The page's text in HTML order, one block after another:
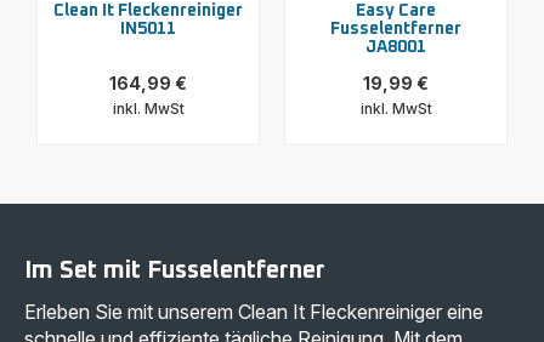
Clean It Fleckenreiniger
IN5011
164,99 €
inkl. MwSt
It
164,99 €<br>
class="is-
caption
Easy Care
Fusselentferner
JA8001
19,99 €
inkl. MwSt
Care
19,99 €<br>
class="is-
caption
Im Set mit Fusselentferner
Erleben Sie mit unserem Clean It Fleckenreiniger eine